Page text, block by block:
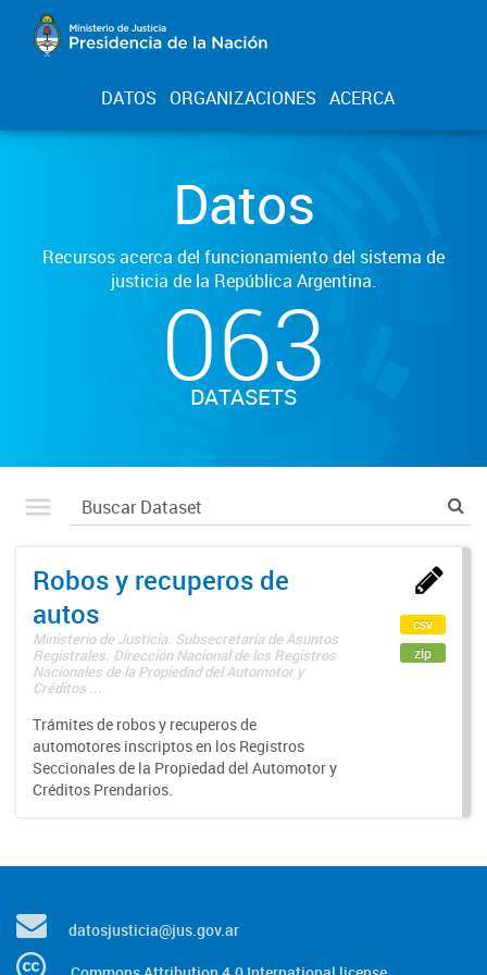
DATOS ORGANIZACIONES ACERCA
Datos
Recursos acerca del funcionamiento del sistema de
justicia de la República Argentina.
063
DATASETS
Robos y recuperos de
autos
Ministerio de Justicia. Subsecretaría de Asuntos
Registrales. Dirección Nacional de los Registros
Nacionales de la Propiedad del Automotor y
Créditos ...
Trámites de robos y recuperos de
automotores inscriptos en los Registros
Seccionales de la Propiedad del Automotor y
Créditos Prendarios.
csv
zip
datosjusticia@jus.gov.ar